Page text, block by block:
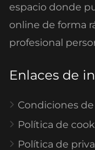
espacio donde
online de forma
profesional
Enlaces de
Condiciones
Política de
Política de